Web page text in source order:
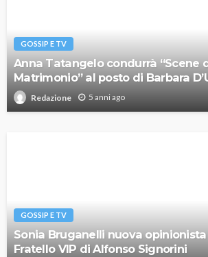
GOSSIP E TV
Anna Tatangelo condurrà “Scene
Matrimonio” al posto di Barbara
Redazione 5 anni ago
GOSSIP E TV
Sonia Bruganelli nuova
Fratello VIP di Alfonso Signorini